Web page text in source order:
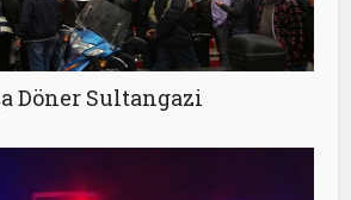
Döner Sultangazi